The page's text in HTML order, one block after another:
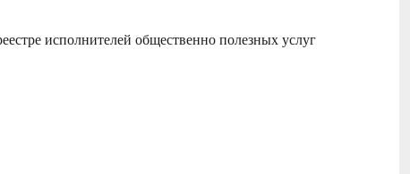
исполнителей общественно полезных услуг